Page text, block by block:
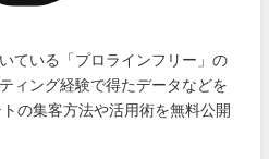
ている「プロラインフリー」の
ィング経験で得たデータなどを
の集客方法や活用術を無料公開